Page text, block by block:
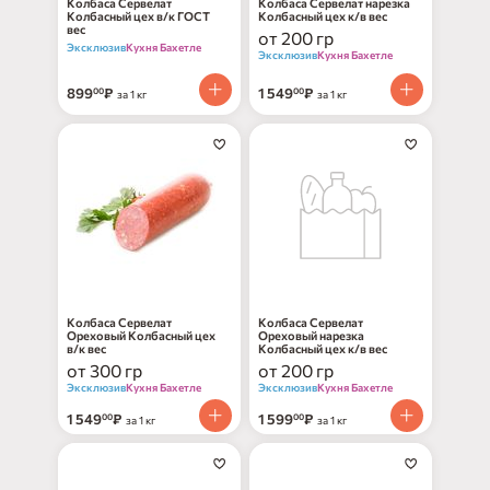
Колбасный цех в/к ГОСТ
вес
ЭксклюзивКухня Бахетле
89900₽ за 1 кг
Колбасный цех к/в вес
от 200 гр
ЭксклюзивКухня Бахетле
1 54900₽ за 1 кг
Колбаса Сервелат
Ореховый Колбасный цех
в/к вес
от 300 гр
ЭксклюзивКухня Бахетле
1 54900₽ за 1 кг
Колбаса Сервелат
Ореховый нарезка
Колбасный цех к/в вес
от 200 гр
ЭксклюзивКухня Бахетле
1 59900₽ за 1 кг